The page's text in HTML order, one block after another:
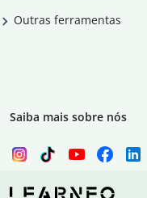
Outras ferramentas
Saiba mais sobre nós